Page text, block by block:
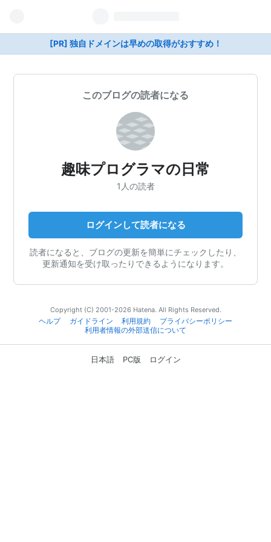
[PR] 独自ドメインは早めの取得がおすすめ！
このブログの読者になる
趣味プログラマの日常
1人の読者
ログインして読者になる
読者になると、ブログの更新を簡単にチェックしたり、
更新通知を受け取ったりできるようになります。
Copyright (C) 2001-2026 Hatena. All Rights Reserved.
ヘルプ
ガイドライン 利用規約
プライバシーポリシー
利用者情報の外部送信について
日本語 PC版 ログイン